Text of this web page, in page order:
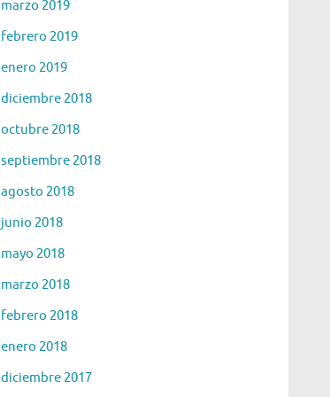
marzo 2019
febrero 2019
enero 2019
diciembre 2018
octubre 2018
septiembre 2018
agosto 2018
junio 2018
mayo 2018
marzo 2018
febrero 2018
enero 2018
diciembre 2017